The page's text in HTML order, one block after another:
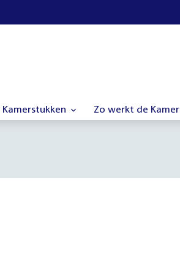
Kamerstukken Zo werkt de Kamer